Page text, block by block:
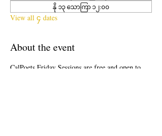
နို ၁၃ သောကြာ ၁၂:၀၀
View all ၄ dates
About the event
CalPoets Friday Sessions are free and open to